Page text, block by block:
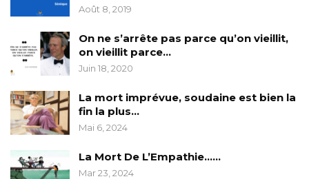
Août 8, 2019
On ne s’arrête pas parce qu’on vieillit,
on vieillit parce…
Juin 18, 2020
La mort imprévue, soudaine est bien la
fin la plus…
Mai 6, 2024
La Mort De L’Empathie……
Mar 23, 2024